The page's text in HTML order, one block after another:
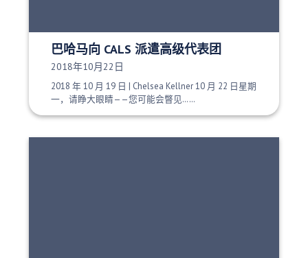
巴哈马向 CALS 派遣高级代表团
发布日期：
2018年10月22日
2018 年 10 月 19 日 | Chelsea Kellner 10 月 22 日星期
一，请睁大眼睛——您可能会瞥见……